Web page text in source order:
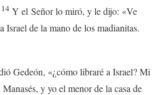
14 Y el Señorlo miró, y le dijo: «Ve
Israel de la mano de los madianitas.
Gedeón, «¿cómo libraré a Israel? Mi
y yo el menor de la casa de